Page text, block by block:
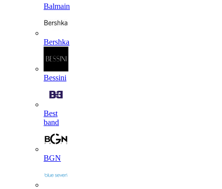
Balmain
Bershka
Bessini
Best
band
BGN